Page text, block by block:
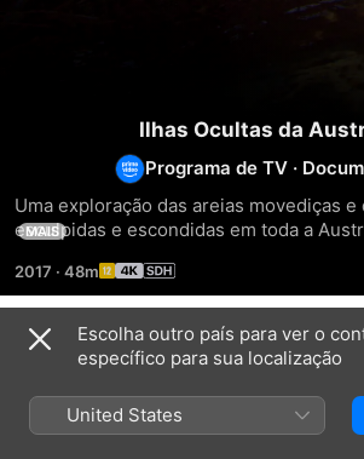
Ilhas Ocultas da
Programa de TV ·
Uma exploração das areias movediças
esculpidas e escondidas em toda a
MAIS
2017 · 48m
Temporada 1
Escolha outro país para ver o
específico para sua localização
United States